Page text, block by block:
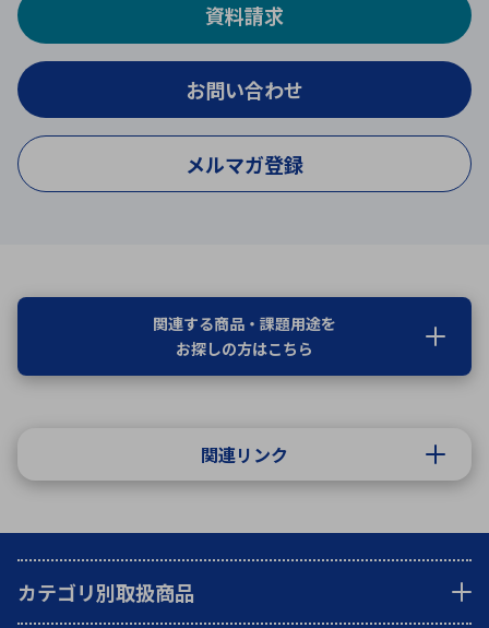
資料請求
お問い合わせ
メルマガ登録
関連する商品・課題用途を
お探しの方はこちら
関連リンク
カテゴリ別取扱商品